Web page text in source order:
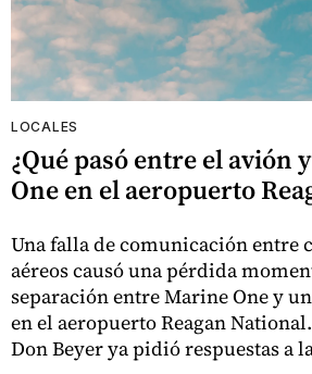
LOCALES
¿Qué pasó entre el avión
One en el aeropuerto
Una falla de comunicación entre
aéreos causó una pérdida
separación entre Marine One y
en el aeropuerto Reagan
Don Beyer ya pidió respuestas a